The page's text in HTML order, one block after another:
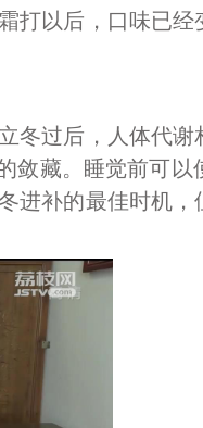
以后，口味已经
过后，人体代谢
敛藏。睡觉前可以
进补的最佳时机，